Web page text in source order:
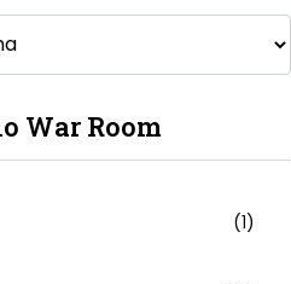
War Room
(1)